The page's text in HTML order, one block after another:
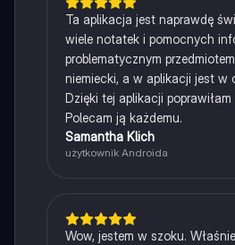
Ta aplikacja jest naprawdę
wiele notatek i pomocnych
problematycznym
niemiecki, a w aplikacji jest w
Dzięki tej aplikacji
Polecam ją każdemu.
Samantha Klich
użytkownik Androida
Wow, jestem w szoku.